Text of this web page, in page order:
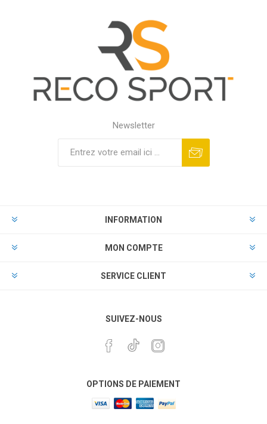
Newsletter
INFORMATION
MON COMPTE
SERVICE CLIENT
SUIVEZ-NOUS
OPTIONS DE PAIEMENT